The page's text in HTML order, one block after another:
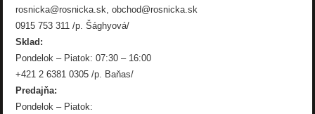
rosnicka@rosnicka.sk, obchod@rosnicka.sk
0915 753 311 /p. Šághyová/
Sklad:
Pondelok – Piatok: 07:30 – 16:00
+421 2 6381 0305 /p. Baňas/
Predajňa:
Pondelok – Piatok: